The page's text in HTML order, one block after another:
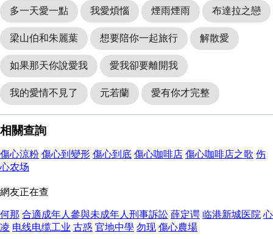
多一天愛一點 我愛煩惱 煙雨煙雨 布達拉之戀
梁山伯和朱麗葉 想要陪你一起旅行 解散愛
如果那天你說愛我 愛我卻要離開我
我的愛情不見了 元若蘭 愛有你才完整
相關查詢
傷心涼粉 傷心到變形 傷心到底 傷心咖啡店 傷心咖啡店之歌 伤
心农场
網友正在查
何那 合適成年人參與未成年人刑事訴訟 薛定谔 临港新城医院 心
凌 电线电缆工业 古惑 官地中學 勿现 傷心農場